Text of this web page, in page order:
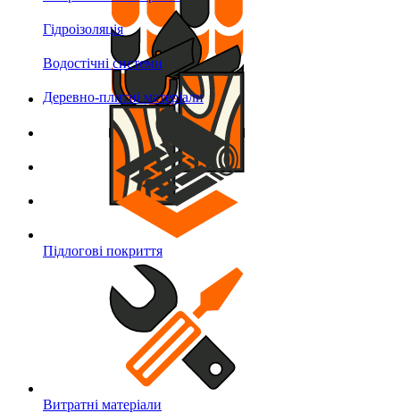
Гідроізоляція
Водостічні системи
Деревно-плитні матеріали
Підлогові покриття
Витратні матеріали